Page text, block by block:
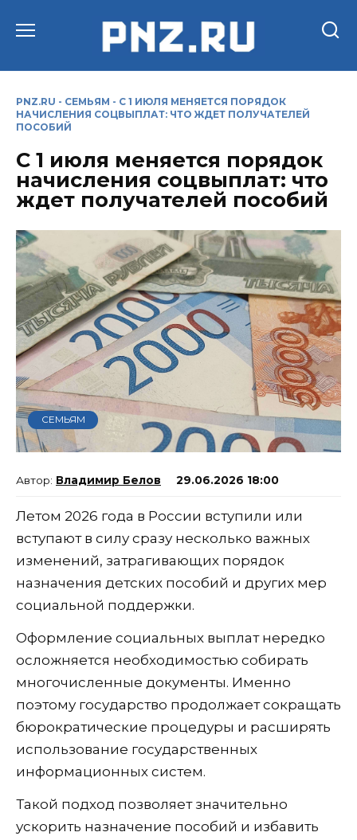
PNZ.RU - СЕМЬЯМ - С 1 ИЮЛЯ МЕНЯЕТСЯ ПОРЯДОК
НАЧИСЛЕНИЯ СОЦВЫПЛАТ: ЧТО ЖДЕТ ПОЛУЧАТЕЛЕЙ
ПОСОБИЙ
С 1 июля меняется порядок
начисления соцвыплат: что
ждет получателей пособий
СЕМЬЯМ
Владимир Белов 29.06.2026 18:00
Летом 2026 года в России вступили или
вступают в силу сразу несколько важных
изменений, затрагивающих порядок
назначения детских пособий и других мер
социальной поддержки.
Оформление социальных выплат нередко
осложняется необходимостью собирать
многочисленные документы. Именно
поэтому государство продолжает сокращать
бюрократические процедуры и расширять
использование государственных
информационных систем.
Такой подход позволяет значительно
ускорить назначение пособий и избавить